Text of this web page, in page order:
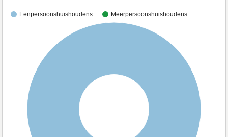
Eenpersoonshuishoudens Meerpersoonshuishoudens